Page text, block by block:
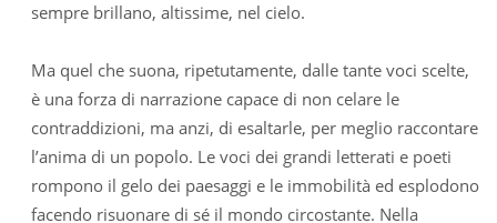
sempre brillano, altissime, nel cielo.
Ma quel che suona, ripetutamente, dalle tante voci scelte,
è una forza di narrazione capace di non celare le
contraddizioni, ma anzi, di esaltarle, per meglio raccontare
l’anima di un popolo. Le voci dei grandi letterati e poeti
rompono il gelo dei paesaggi e le immobilità ed esplodono
facendo risuonare di sé il mondo circostante. Nella